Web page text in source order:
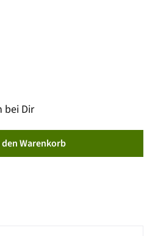
bei Dir
den Warenkorb